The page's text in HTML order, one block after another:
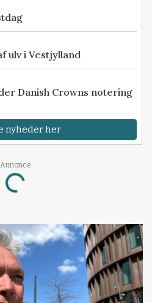
ulv i Vestjylland
Danish Crowns notering
nyheder her
Annonce
Loading...